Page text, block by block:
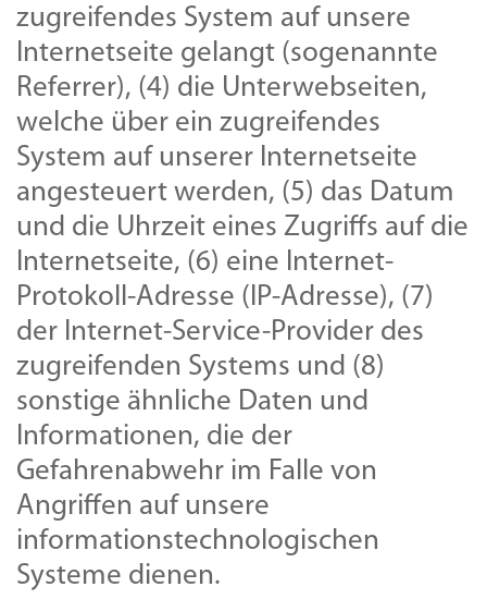
zugreifendes System auf unsere
Internetseite gelangt (sogenannte
Referrer), (4) die Unterwebseiten,
welche über ein zugreifendes
System auf unserer Internetseite
angesteuert werden, (5) das Datum
und die Uhrzeit eines Zugriffs auf die
Internetseite, (6) eine Internet-
Protokoll-Adresse (IP-Adresse), (7)
der Internet-Service-Provider des
zugreifenden Systems und (8)
sonstige ähnliche Daten und
Informationen, die der
Gefahrenabwehr im Falle von
Angriffen auf unsere
informationstechnologischen
Systeme dienen.